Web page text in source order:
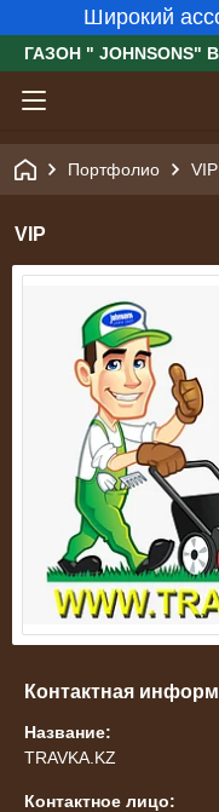
Широкий
ГАЗОН " JOHNSONS"
Портфолио VIP
VIP
Контактная
Название:
TRAVKA.KZ
Контактное лицо: